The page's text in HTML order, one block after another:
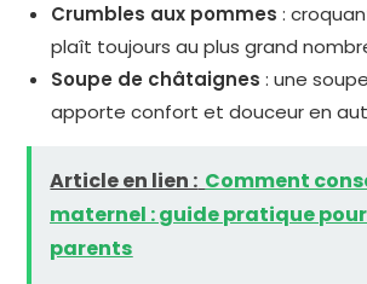
Crumbles aux pommes :
plaît toujours au plus grand
Soupe de châtaignes : une
apporte confort et douceur en
Article en lien : Comment
maternel : guide pratique
parents